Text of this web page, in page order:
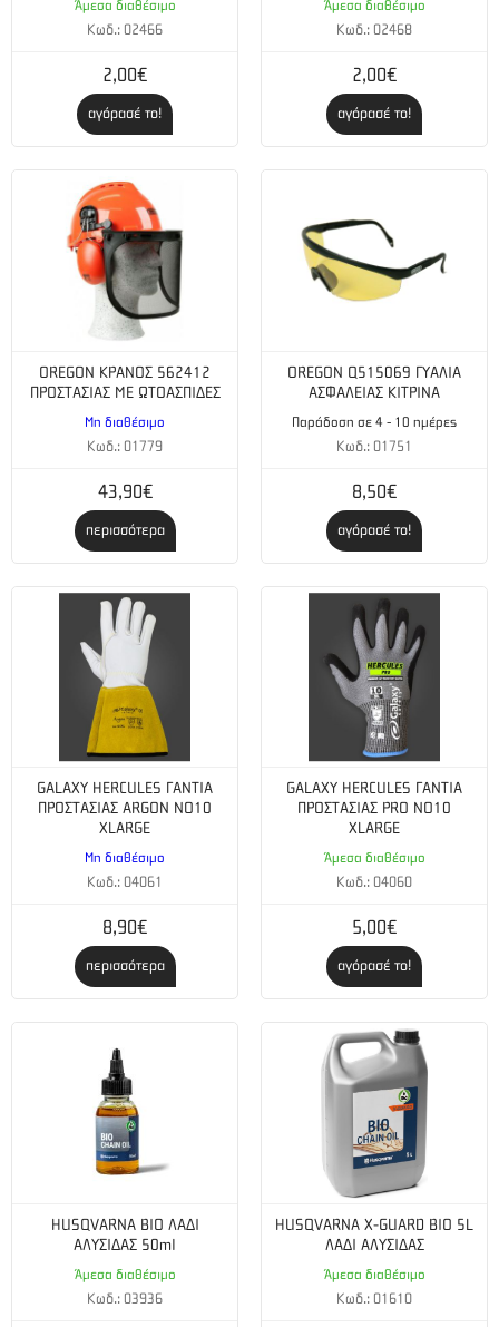
Συνολικό μήκος 525LK & PAΧ1100 2,35 m
Ο κινητήρας ΔΕΝ ΠΕΡΙΛΑΜΒΑΝΕΤΑΙ
Άμεσα διαθέσιμο
Κωδ.: 02466
2,00€
αγόρασέ το!
Άμεσα διαθέσιμο
Κωδ.: 02468
2,00€
αγόρασέ το!
OREGON ΚΡΑΝΟΣ 562412
ΠΡΟΣΤΑΣΙΑΣ ΜΕ ΩΤΟΑΣΠΙΔΕΣ
Μη διαθέσιμο
Κωδ.: 01779
43,90€
περισσότερα
OREGON Q515069 ΓΥΑΛΙΑ
ΑΣΦΑΛΕΙΑΣ ΚΙΤΡΙΝΑ
Παράδοση σε 4 - 10 ημέρες
Κωδ.: 01751
8,50€
αγόρασέ το!
GALAXY HERCULES ΓΑΝΤΙΑ
ΠΡΟΣΤΑΣΙΑΣ ARGON NO10
XLARGE
Μη διαθέσιμο
Κωδ.: 04061
8,90€
περισσότερα
GALAXY HERCULES ΓΑΝΤΙΑ
ΠΡΟΣΤΑΣΙΑΣ PRO NO10
XLARGE
Άμεσα διαθέσιμο
Κωδ.: 04060
5,00€
αγόρασέ το!
HUSQVARNA BIO ΛΑΔΙ
ΑΛΥΣΙΔΑΣ 50ml
Άμεσα διαθέσιμο
Κωδ.: 03936
HUSQVARNA X-GUARD BIO 5L
ΛΑΔΙ ΑΛΥΣΙΔΑΣ
Άμεσα διαθέσιμο
Κωδ.: 01610